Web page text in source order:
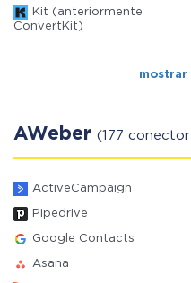
Kit (anteriormente
ConvertKit)
mostrar
AWeber (177
ActiveCampaign
Pipedrive
Google Contacts
Asana